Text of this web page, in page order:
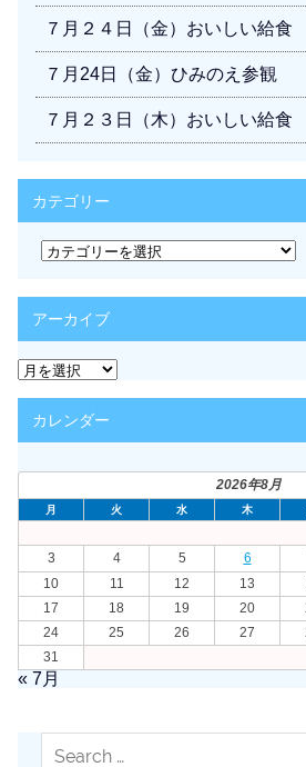
７月２４日（金）おいしい給食
７月24日（金）ひみのえ参観
７月２３日（木）おいしい給食
カテゴリー
カ
テ
リ
ー
アーカイブ
ア
ー
カ
イカレンダー
2026年8月
月 火 水 木
3
4 5 6
10
11 12 13
17
18 19 20
24
25 26 27
31
« 7月